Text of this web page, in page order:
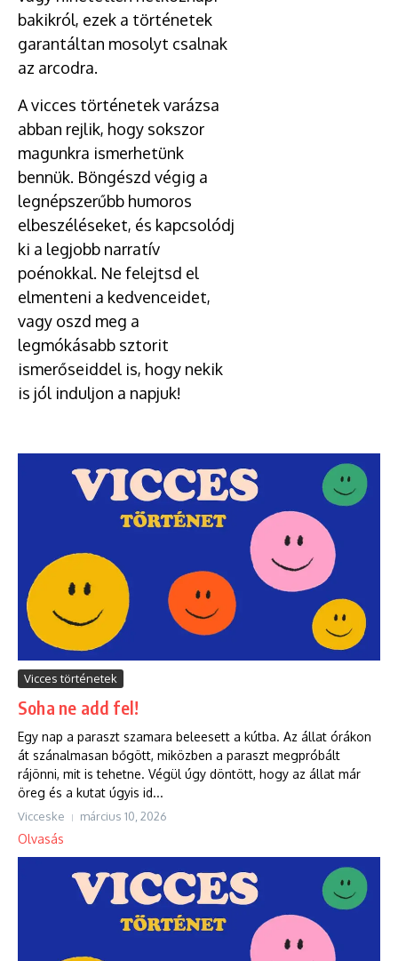
bakikról, ezek a történetek
garantáltan mosolyt csalnak
az arcodra.
A vicces történetek varázsa
abban rejlik, hogy sokszor
magunkra ismerhetünk
bennük. Böngészd végig a
legnépszerűbb humoros
elbeszéléseket, és kapcsolódj
ki a legjobb narratív
poénokkal. Ne felejtsd el
elmenteni a kedvenceidet,
vagy oszd meg a
legmókásabb sztorit
ismerőseiddel is, hogy nekik
is jól induljon a napjuk!
Vicces történetek
Soha ne add fel!
Egy nap a paraszt szamara beleesett a kútba. Az állat órákon
át szánalmasan bőgött, miközben a paraszt megpróbált
rájönni, mit is tehetne. Végül úgy döntött, hogy az állat már
öreg és a kutat úgyis id...
Vicceske március 10, 2026
Olvasás